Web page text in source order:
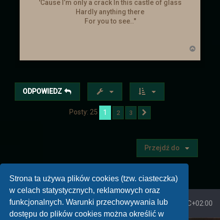
Strona ta używa plików cookies (tzw. ciasteczka)
w celach statystycznych, reklamowych oraz
funkcjonalnych. Warunki przechowywania lub
dostępu do plików cookies można określić w
'Cause I’m only a crack In this castle of glass
Hardly anything there
For you to see.."
ODPOWIEDZ
Posty: 25 1 2 3
Przejdź do
Strona główna Strefa czasowa UTC+02:00